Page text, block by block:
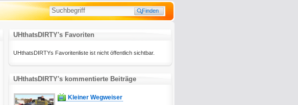
UHthatsDIRTY's Favoriten
UHthatsDIRTYs Favoritenliste ist nicht öffentlich sichtbar.
UHthatsDIRTY's kommentierte Beiträge
Kleiner Wegweiser